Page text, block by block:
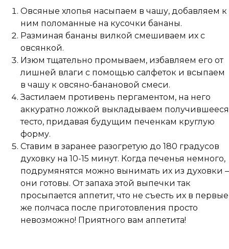
Овсяные хлопья насыпаем в чашу, добавляем к
ним поломанные на кусочки бананы.
Разминая бананы вилкой смешиваем их с
овсянкой.
Изюм тщательно промываем, избавляем его от
лишней влаги с помощью салфеток и всыпаем
в чашу к овсяно-банановой смеси.
Застилаем противень пергаментом, на него
аккуратно ложкой выкладываем получившееся
тесто, придавая будущим печенкам круглую
форму.
Ставим в заранее разогретую до 180 градусов
духовку на 10-15 минут. Когда печенья немного,
подрумянятся можно вынимать их из духовки –
они готовы. От запаха этой выпечки так
просыпается аппетит, что не съесть их в первые
же полчаса после приготовления просто
невозможно! Приятного вам аппетита!